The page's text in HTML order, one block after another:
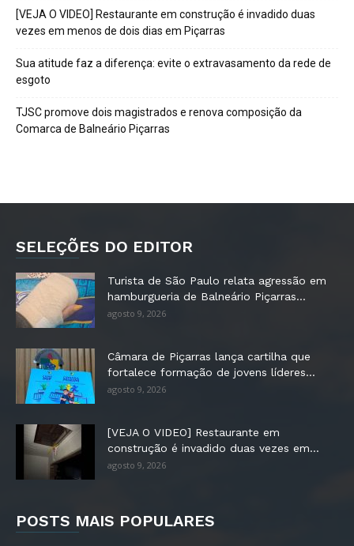
[VEJA O VIDEO] Restaurante em construção é invadido duas
vezes em menos de dois dias em Piçarras
Sua atitude faz a diferença: evite o extravasamento da rede de
esgoto
TJSC promove dois magistrados e renova composição da
Comarca de Balneário Piçarras
SELEÇÕES DO EDITOR
Turista de São Paulo relata agressão em
hamburgueria de Balneário Piçarras...
agosto 9, 2026
Câmara de Piçarras lança cartilha que
fortalece formação de jovens líderes...
agosto 9, 2026
[VEJA O VIDEO] Restaurante em
construção é invadido duas vezes em...
agosto 9, 2026
POSTS MAIS POPULARES